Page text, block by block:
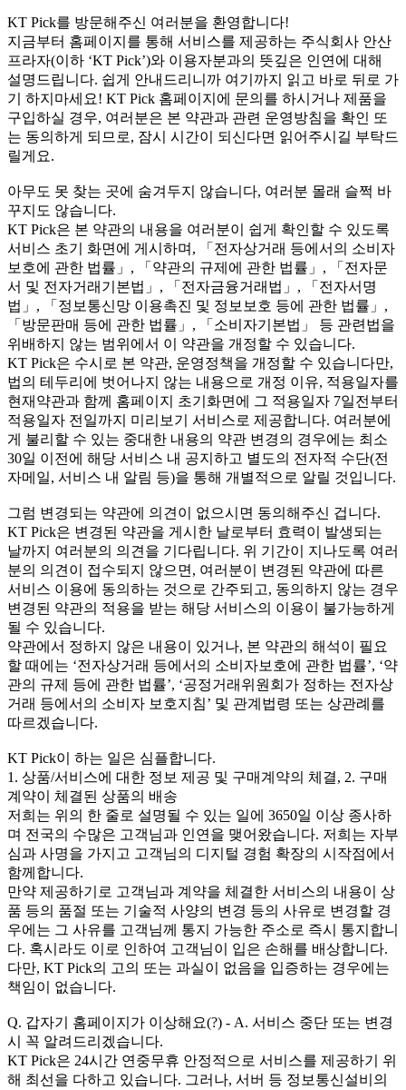
KT Pick를 방문해주신 여러분을 환영합니다!
지금부터 홈페이지를 통해 서비스를 제공하는 주식회사 안산
프라자(이하 ‘KT Pick’)와 이용자분과의 뜻깊은 인연에 대해
설명드립니다. 쉽게 안내드리니까 여기까지 읽고 바로 뒤로 가
기 하지마세요! KT Pick 홈페이지에 문의를 하시거나 제품을
구입하실 경우, 여러분은 본 약관과 관련 운영방침을 확인 또
는 동의하게 되므로, 잠시 시간이 되신다면 읽어주시길 부탁드
릴게요.
아무도 못 찾는 곳에 숨겨두지 않습니다, 여러분 몰래 슬쩍 바
꾸지도 않습니다.
KT Pick은 본 약관의 내용을 여러분이 쉽게 확인할 수 있도록
서비스 초기 화면에 게시하며, 「전자상거래 등에서의 소비자
보호에 관한 법률」, 「약관의 규제에 관한 법률」, 「전자문
서 및 전자거래기본법」, 「전자금융거래법」, 「전자서명
법」, 「정보통신망 이용촉진 및 정보보호 등에 관한 법률」,
「방문판매 등에 관한 법률」, 「소비자기본법」 등 관련법을
위배하지 않는 범위에서 이 약관을 개정할 수 있습니다.
KT Pick은 수시로 본 약관, 운영정책을 개정할 수 있습니다만,
법의 테두리에 벗어나지 않는 내용으로 개정 이유, 적용일자를
현재약관과 함께 홈페이지 초기화면에 그 적용일자 7일전부터
적용일자 전일까지 미리보기 서비스로 제공합니다. 여러분에
게 불리할 수 있는 중대한 내용의 약관 변경의 경우에는 최소
30일 이전에 해당 서비스 내 공지하고 별도의 전자적 수단(전
자메일, 서비스 내 알림 등)을 통해 개별적으로 알릴 것입니다.
그럼 변경되는 약관에 의견이 없으시면 동의해주신 겁니다.
KT Pick은 변경된 약관을 게시한 날로부터 효력이 발생되는
날까지 여러분의 의견을 기다립니다. 위 기간이 지나도록 여러
분의 의견이 접수되지 않으면, 여러분이 변경된 약관에 따른
서비스 이용에 동의하는 것으로 간주되고, 동의하지 않는 경우
변경된 약관의 적용을 받는 해당 서비스의 이용이 불가능하게
될 수 있습니다.
약관에서 정하지 않은 내용이 있거나, 본 약관의 해석이 필요
할 때에는 ‘전자상거래 등에서의 소비자보호에 관한 법률’, ‘약
관의 규제 등에 관한 법률’, ‘공정거래위원회가 정하는 전자상
거래 등에서의 소비자 보호지침’ 및 관계법령 또는 상관례를
따르겠습니다.
KT Pick이 하는 일은 심플합니다.
1. 상품/서비스에 대한 정보 제공 및 구매계약의 체결, 2. 구매
계약이 체결된 상품의 배송
저희는 위의 한 줄로 설명될 수 있는 일에 3650일 이상 종사하
며 전국의 수많은 고객님과 인연을 맺어왔습니다. 저희는 자부
심과 사명을 가지고 고객님의 디지털 경험 확장의 시작점에서
함께합니다.
만약 제공하기로 고객님과 계약을 체결한 서비스의 내용이 상
품 등의 품절 또는 기술적 사양의 변경 등의 사유로 변경할 경
우에는 그 사유를 고객님께 통지 가능한 주소로 즉시 통지합니
다. 혹시라도 이로 인하여 고객님이 입은 손해를 배상합니다.
다만, KT Pick의 고의 또는 과실이 없음을 입증하는 경우에는
책임이 없습니다.
Q. 갑자기 홈페이지가 이상해요(?) - A. 서비스 중단 또는 변경
시 꼭 알려드리겠습니다.
KT Pick은 24시간 연중무휴 안정적으로 서비스를 제공하기 위
해 최선을 다하고 있습니다. 그러나, 서버 등 정보통신설비의